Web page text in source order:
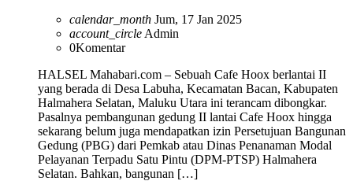
calendar_month Jum, 17 Jan 2025
account_circle Admin
0Komentar
HALSEL Mahabari.com – Sebuah Cafe Hoox berlantai II
yang berada di Desa Labuha, Kecamatan Bacan, Kabupaten
Halmahera Selatan, Maluku Utara ini terancam dibongkar.
Pasalnya pembangunan gedung II lantai Cafe Hoox hingga
sekarang belum juga mendapatkan izin Persetujuan Bangunan
Gedung (PBG) dari Pemkab atau Dinas Penanaman Modal
Pelayanan Terpadu Satu Pintu (DPM-PTSP) Halmahera
Selatan. Bahkan, bangunan […]